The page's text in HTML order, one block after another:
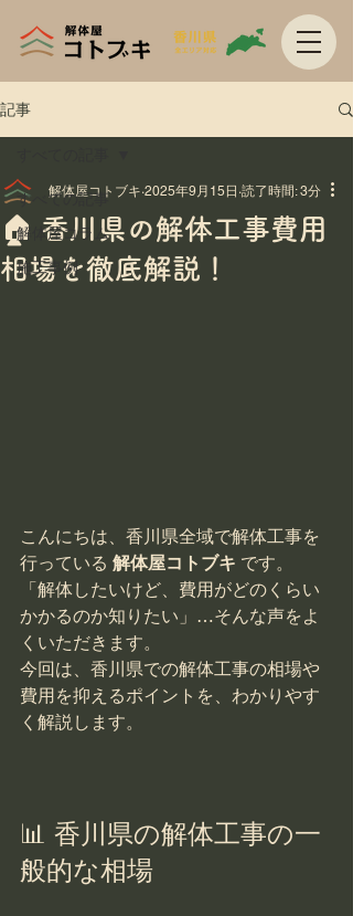
記事
すべての記事
解体屋コラム
施工事例
🏠 香川県の解体工事費用
相場を徹底解説！
解体屋コトブキ 2025年9月15日 読了時間: 3分
こんにちは、香川県全域で解体工事を
行っている 解体屋コトブキ です。
「解体したいけど、費用がどのくらい
かかるのか知りたい」…そんな声をよ
くいただきます。
今回は、香川県での解体工事の相場や
費用を抑えるポイントを、わかりやす
く解説します。
📊 香川県の解体工事の一
般的な相場